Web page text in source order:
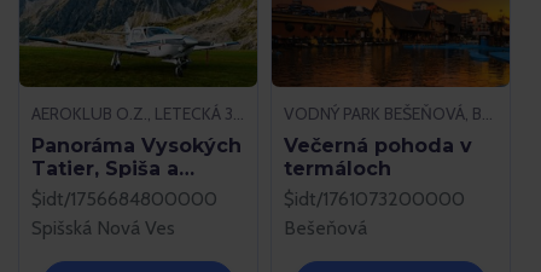
AEROKLUB O.Z., LETECKÁ 37, 052 01 SPIŠSKÁ NOVÁ VES
Panoráma Vysokých
Tatier, Spiša a
okolia
$idt/1756684800000
Spišská Nová Ves
VODNÝ PARK BEŠEŇOVÁ, BEŠEŇOVÁ
Večerná pohoda v
termáloch
$idt/1761073200000
Bešeňová